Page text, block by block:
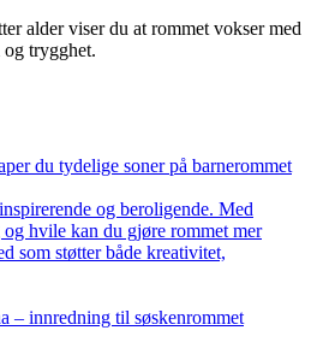
alder viser du at rommet vokser med
og trygghet.
du tydelige soner på barnerommet
og beroligende. Med
hvile kan du gjøre rommet mer
som støtter både kreativitet,
– innredning til søskenrommet